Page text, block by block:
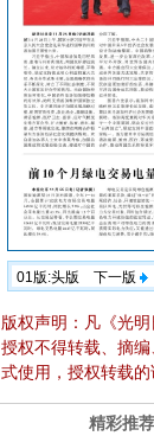
01版:头版 下一版
版权声明：凡《光
授权不得转载、摘
式使用，授权转载的